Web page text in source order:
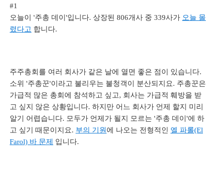
#1
오늘이 '주총 데이'입니다. 상장된 806개사 중 339사가 오늘 몰
렸다고 합니다.
주주총회를 여러 회사가 같은 날에 열면 좋은 점이 있습니다.
소위 '주총꾼'이라고 불리우는 불청객이 분산되지요. 주총꾼은
가급적 많은 총회에 참석하고 싶고, 회사는 가급적 훼방을 받
고 싶지 않은 상황입니다. 하지만 어느 회사가 언제 할지 미리
알기 어렵습니다. 모두가 언제가 될지 모르는 '주총 데이'에 하
고 싶기 때문이지요. 부의 기원 에 나오는 전형적인 엘 파롤(El
Farol) 바 문제
입니다.